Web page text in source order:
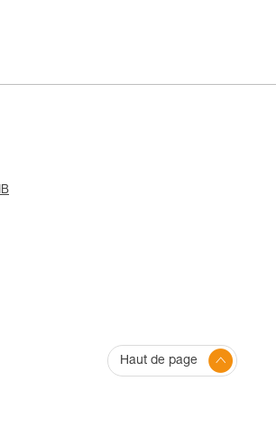
Haut de page